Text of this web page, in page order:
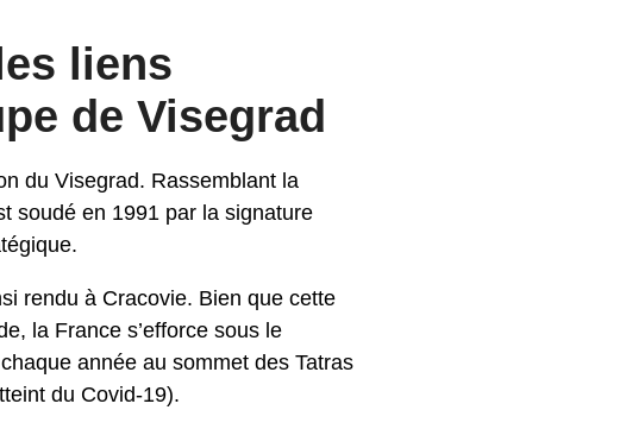
liens
de Visegrad
du Visegrad. Rassemblant la
soudé en 1991 par la signature
rendu à Cracovie. Bien que cette
la France s’efforce sous le
année au sommet des Tatras
du Covid-19).